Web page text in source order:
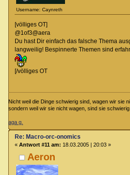
Username: Caynreth
[völliges OT]
@1of3@aera
Du hast Dir einfach das falsche Thema
langweilig! Bespinnerte Themen sind
[/völliges OT
Nicht weil die Dinge schwierig sind, wagen wir sie
sondern weil wir sie nicht wagen, sind sie schwierig.
aga g.
Aeron
Re: Macro-orc-onomics
« Antwort #11 am: 18.03.2005 | 20:03 »